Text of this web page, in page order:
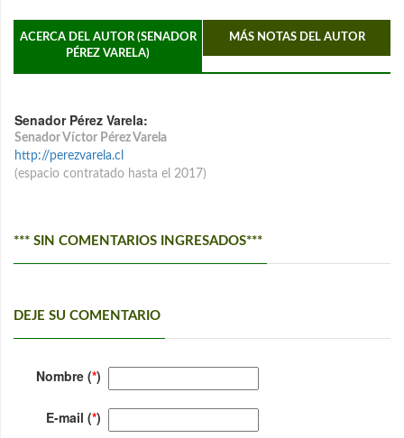
ACERCA DEL AUTOR (SENADOR
PÉREZ VARELA)
MÁS NOTAS DEL AUTOR
Senador Pérez Varela:
Senador Víctor Pérez Varela
http://perezvarela.cl
(espacio contratado hasta el 2017)
*** SIN COMENTARIOS INGRESADOS***
DEJE SU COMENTARIO
Nombre (*)
E-mail (*)